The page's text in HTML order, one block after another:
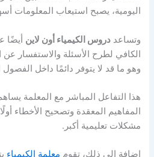
اليومية، يصبح استيعاب المعلومات
وتساعددروس الكيمياء أون لاين أيضًا
الكافي لطرح الأسئلة والاستفسار عن
وهو ما قد لا يتوفر دائمًا داخل الفصول
هذا التفاعل المباشر مع المعلمة
المفاهيم المعقدة وتصحيح الأخطاء
مشكلات تعليمية أكبر.
إضافة إلى ذلك، تقوم معلمة الكيمياء